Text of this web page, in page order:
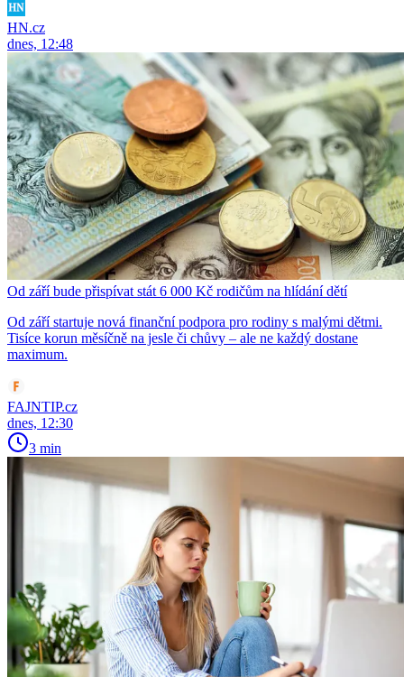
HN.cz
dnes, 12:48
Od září bude přispívat stát 6 000 Kč rodičům na hlídání dětí
Od září startuje nová finanční podpora pro rodiny s malými dětmi.
Tisíce korun měsíčně na jesle či chůvy – ale ne každý dostane
maximum.
FAJNTIP.cz
dnes, 12:30
3 min